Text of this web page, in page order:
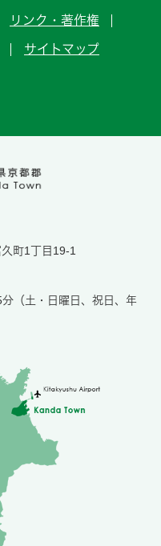
リンク・著作権
サイトマップ
町1丁目19-1
（土・日曜日、祝日、年